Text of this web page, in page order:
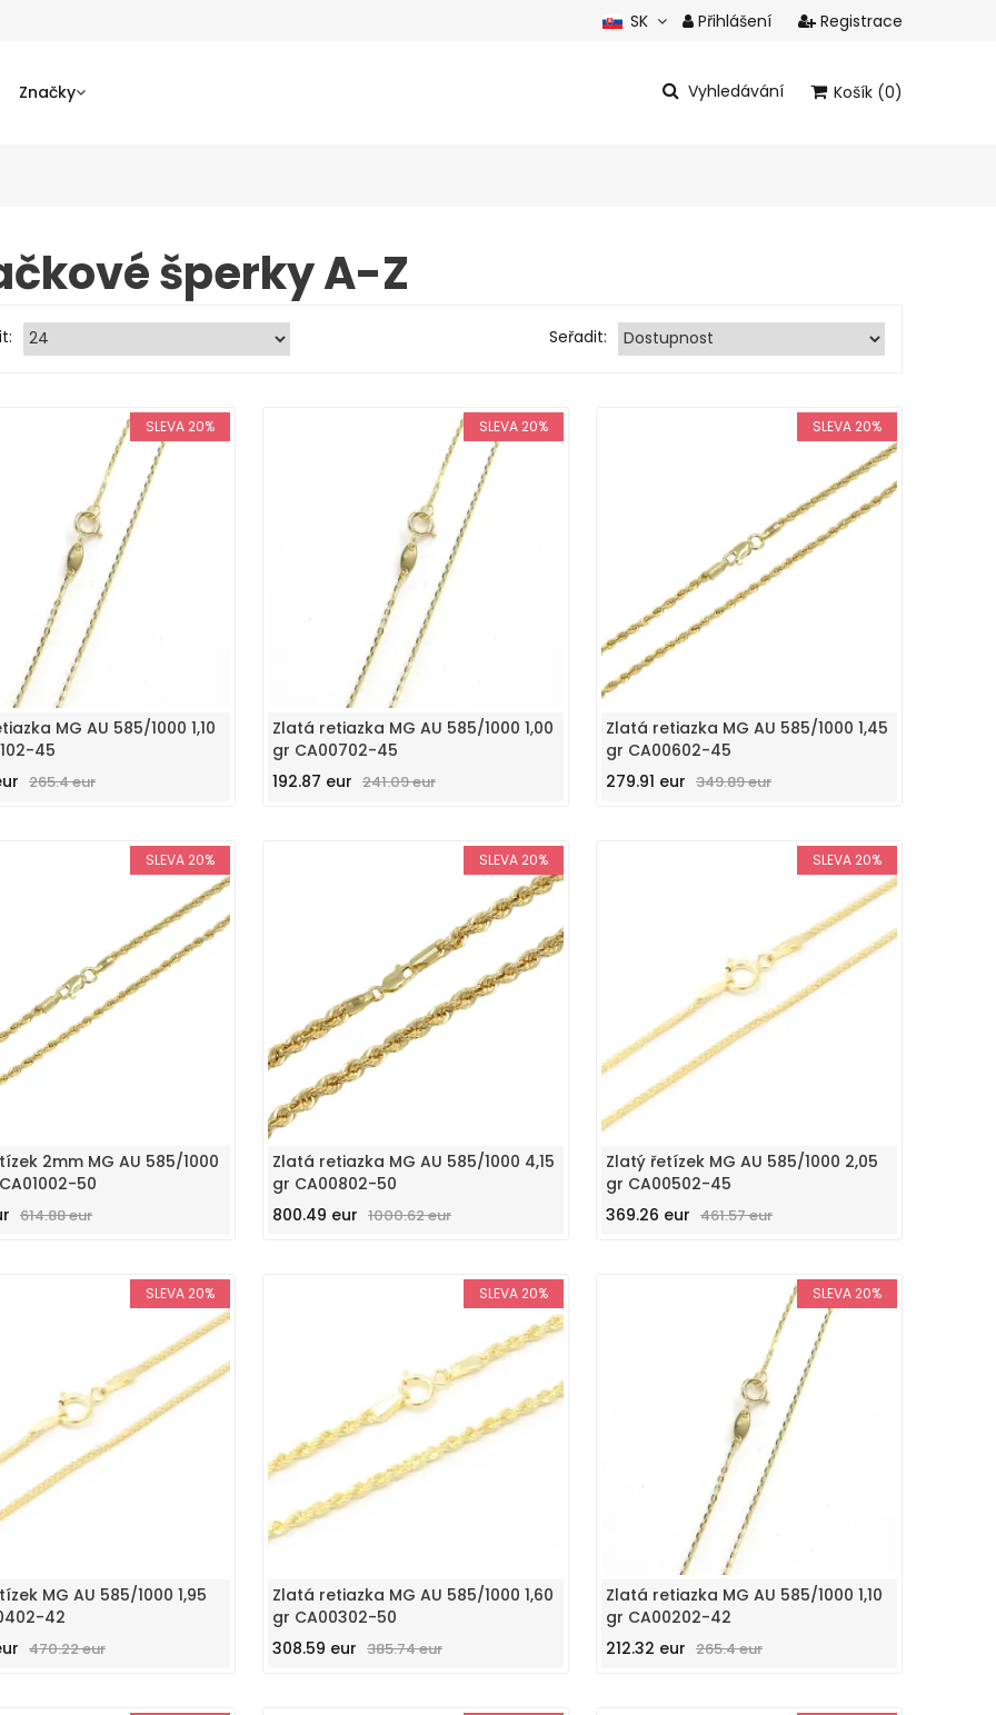
SK Přihlášení Registrace
Značky Vyhledávání Košík (0)
šperky A-Z
Seřadit:
SLEVA 20%
MG AU 585/1000 1,10
45
265.4 eur
SLEVA 20%
Zlatá retiazka MG AU 585/1000 1,00
gr CA00702-45
192.87 eur 241.09 eur
SLEVA 20%
Zlatá retiazka MG AU 585/1000 1,45
gr CA00602-45
279.91 eur 349.89 eur
SLEVA 20%
2mm MG AU 585/1000
50
614.88 eur
SLEVA 20%
Zlatá retiazka MG AU 585/1000 4,15
gr CA00802-50
800.49 eur 1000.62 eur
SLEVA 20%
Zlatý řetízek MG AU 585/1000 2,05
gr CA00502-45
369.26 eur 461.57 eur
SLEVA 20%
MG AU 585/1000 1,95
42
470.22 eur
SLEVA 20%
Zlatá retiazka MG AU 585/1000 1,60
gr CA00302-50
308.59 eur 385.74 eur
SLEVA 20%
Zlatá retiazka MG AU 585/1000 1,10
gr CA00202-42
212.32 eur 265.4 eur